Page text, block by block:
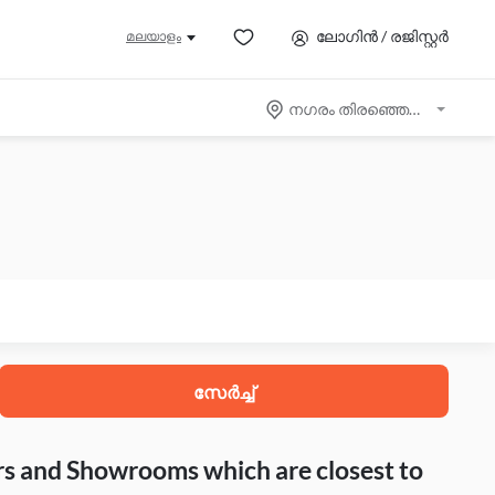
മലയാളം ലോഗിൻ / രജിസ്റ്റർ
നഗരം തിരഞ്ഞെടുക്കുക
സേർച്ച്
Showrooms which are closest to